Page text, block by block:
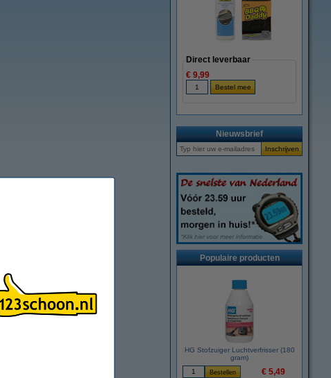
Direct leverbaar
€ 9,99
Nieuwsbrief
Populaire producten
HG Stofzuiger Luchtverfrisser (180
gram)
€ 5,49